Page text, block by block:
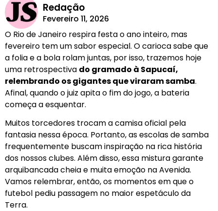
Redação
Fevereiro 11, 2026
O Rio de Janeiro respira festa o ano inteiro, mas
fevereiro tem um sabor especial. O carioca sabe que
a folia e a bola rolam juntas, por isso, trazemos hoje
uma retrospectiva do gramado à Sapucaí,
relembrando os gigantes que viraram samba.
Afinal, quando o juiz apita o fim do jogo, a bateria
começa a esquentar.
Muitos torcedores trocam a camisa oficial pela
fantasia nessa época. Portanto, as escolas de samba
frequentemente buscam inspiração na rica história
dos nossos clubes. Além disso, essa mistura garante
arquibancada cheia e muita emoção na Avenida.
Vamos relembrar, então, os momentos em que o
futebol pediu passagem no maior espetáculo da
Terra.